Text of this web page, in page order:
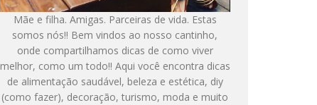
Mãe e filha. Amigas. Parceiras de vida. Estas
somos nós!! Bem vindos ao nosso cantinho,
onde compartilhamos dicas de como viver
melhor, como um todo!! Aqui você encontra dicas
de alimentação saudável, beleza e estética, diy
(como fazer), decoração, turismo, moda e muito